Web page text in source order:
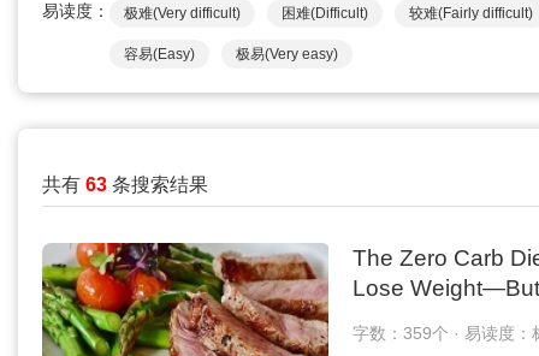
易读度： 极难(Very difficult) 困难(Difficult) 较难(Fairly difficult)
容易(Easy) 极易(Very easy)
共有 63 条搜索结果
The Zero Carb
Lose
字数：359个 · 易读度：